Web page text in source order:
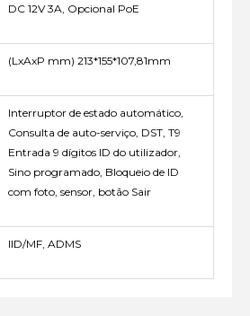
DC 12V 3A, Opcional PoE
(LxAxP mm) 213*155*107,81mm
Interruptor de estado automático,
Consulta de auto-serviço, DST, T9
Entrada 9 dígitos ID do utilizador,
Sino programado, Bloqueio de ID
com foto, sensor, botão Sair
IID/MF, ADMS